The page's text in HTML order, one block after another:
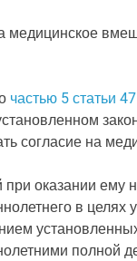
частью 5 статьи 47
согласие на
оказании ему
в целях
полной